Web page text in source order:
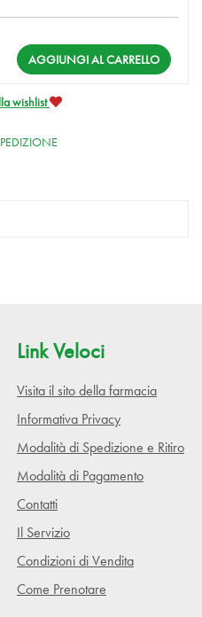
AGGIUNGI AL CARRELLO
wishlist
Link Veloci
Visita il sito della farmacia
Informativa Privacy
Modalità di Spedizione e Ritiro
Modalità di Pagamento
Contatti
Il Servizio
Condizioni di Vendita
Come Prenotare